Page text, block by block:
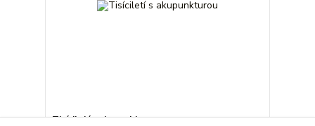
Tisíciletí s akupunkturou